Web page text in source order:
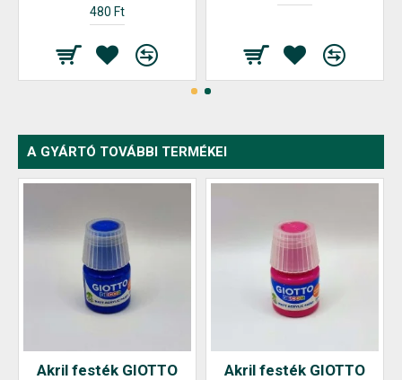
480 Ft
A GYÁRTÓ TOVÁBBI TERMÉKEI
Akril festék GIOTTO
Akril festék GIOTTO